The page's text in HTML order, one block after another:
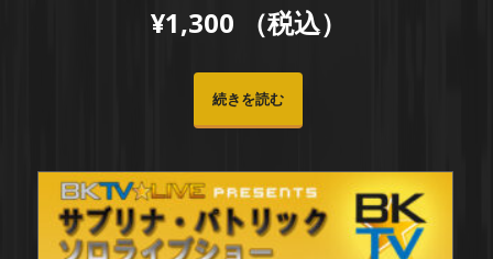
¥1,300 （税込）
続きを読む